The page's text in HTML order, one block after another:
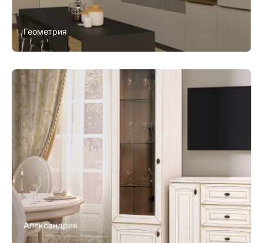
Геометрия
Александрия